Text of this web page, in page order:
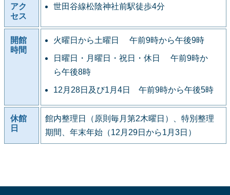
アク
セス
世田谷線松陰神社前駅徒歩4分
開館
時間
火曜日から土曜日 午前9時から午後9時
日曜日・月曜日・祝日・休日 午前9時か
ら午後8時
12月28日及び1月4日 午前9時から午後5時
休館
日
館内整理日（原則毎月第2木曜日）、特別整理
期間、年末年始（12月29日から1月3日）